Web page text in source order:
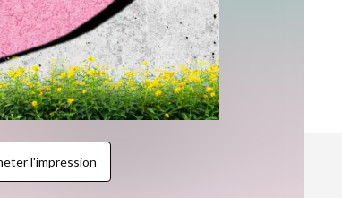
l'impression